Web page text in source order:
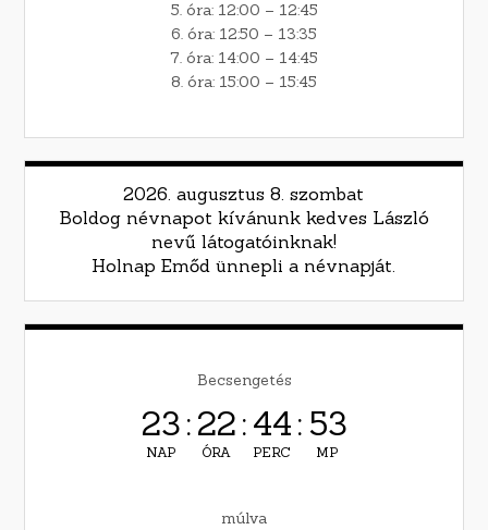
5. óra: 12:00 – 12:45
6. óra: 12:50 – 13:35
7. óra: 14:00 – 14:45
8. óra: 15:00 – 15:45
2026. augusztus 8. szombat
Boldog névnapot kívánunk kedves László
nevű látogatóinknak!
Holnap Emőd ünnepli a névnapját.
Becsengetés
23
NAP
:22
ÓRA
:44
PERC
: 52
MP
múlva